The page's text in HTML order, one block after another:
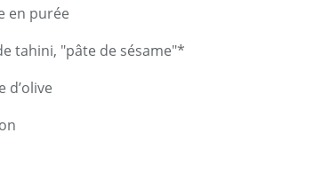
en purée
tahini, "pâte de sésame"*
d’olive